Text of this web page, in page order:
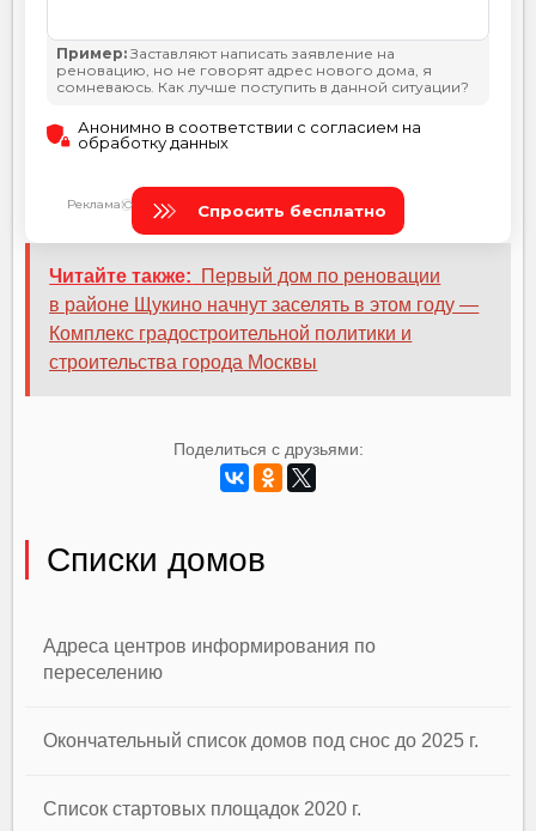
Читайте также:
Первый дом по реновации
в районе Щукино начнут заселять в этом году —
Комплекс градостроительной политики и
строительства города Москвы
Поделиться с друзьями:
Списки домов
Адреса центров информирования по
переселению
Окончательный список домов под снос до 2025 г.
Список стартовых площадок 2020 г.